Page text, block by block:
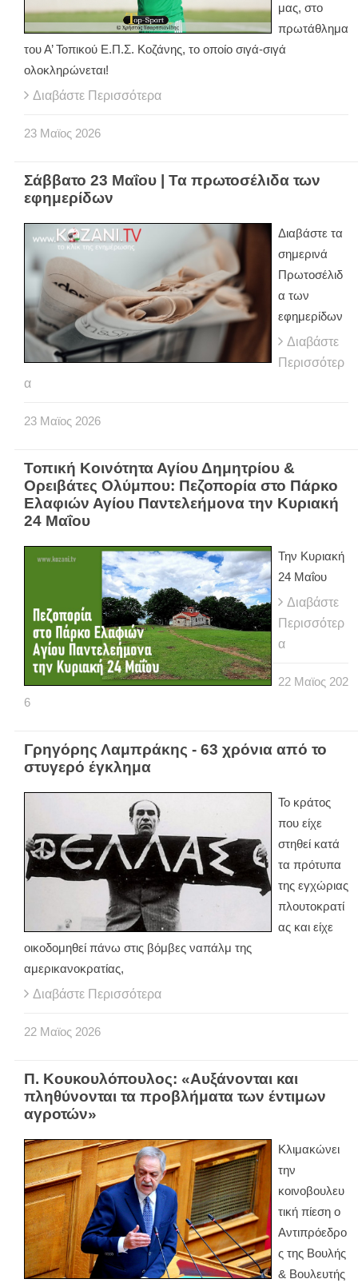
μας, στο
πρωτάθλημα
του Α’ Τοπικού Ε.Π.Σ. Κοζάνης, το οποίο σιγά-σιγά
ολοκληρώνεται!
Διαβάστε Περισσότερα
23 Μαϊος 2026
Σάββατο 23 Μαΐου | Τα πρωτοσέλιδα των
εφημερίδων
Διαβάστε τα
σημερινά
Πρωτοσέλιδ
α των
εφημερίδων
Διαβάστε
Περισσότερ
α
23 Μαϊος 2026
Τοπική Κοινότητα Αγίου Δημητρίου &
Ορειβάτες Ολύμπου: Πεζοπορία στο Πάρκο
Ελαφιών Αγίου Παντελεήμονα την Κυριακή
24 Μαΐου
Την Κυριακή
24 Μαΐου
Διαβάστε
Περισσότερ
α
22 Μαϊος 202
6
Γρηγόρης Λαμπράκης - 63 χρόνια από το
στυγερό έγκλημα
Το κράτος
που είχε
στηθεί κατά
τα πρότυπα
της εγχώριας
πλουτοκρατί
ας και είχε
οικοδομηθεί πάνω στις βόμβες ναπάλμ της
αμερικανοκρατίας,
Διαβάστε Περισσότερα
22 Μαϊος 2026
Π. Κουκουλόπουλος: «Αυξάνονται και
πληθύνονται τα προβλήματα των έντιμων
αγροτών»
Κλιμακώνει
την
κοινοβουλευ
τική πίεση ο
Αντιπρόεδρο
ς της Βουλής
& Βουλευτής